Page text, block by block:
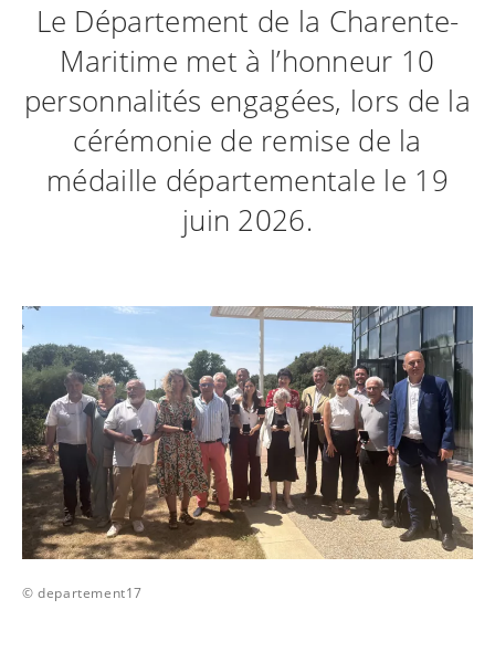
Le Département de la Charente-
Maritime met à l’honneur 10
personnalités engagées, lors de la
cérémonie de remise de la
médaille départementale le 19
juin 2026.
© departement17